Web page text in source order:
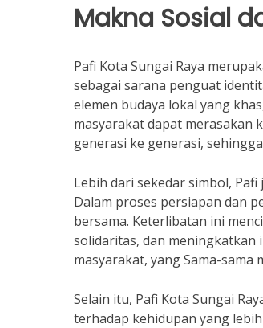
Makna Sosial
Pafi Kota Sungai Raya
sebagai sarana penguat
elemen budaya lokal yang
masyarakat dapat merasakan
generasi ke generasi,
Lebih dari sekedar simbol,
Dalam proses persiapan dan
bersama. Keterlibatan ini
solidaritas, dan meningkatkan
masyarakat, yang Sama-
Selain itu, Pafi Kota Sungai
terhadap kehidupan yang